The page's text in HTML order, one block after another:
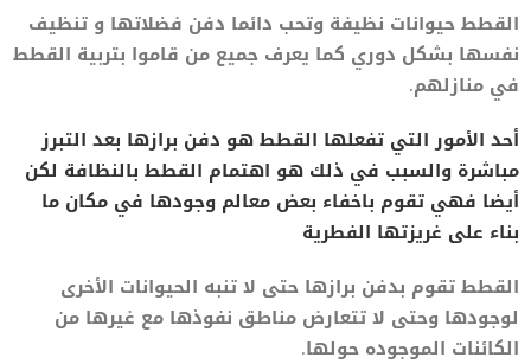
القطط حيوانات نظيفة وتحب دائما دفن فضلاتها و تنظيف
نفسها بشكل دوري كما يعرف جميع من قاموا بتربية القطط
في منازلهم.
أحد الأمور التي تفعلها القطط هو دفن برازها بعد التبرز
مباشرة والسبب في ذلك هو اهتمام القطط بالنظافة لكن
أيضا فهي تقوم باخفاء بعض معالم وجودها في مكان ما
بناء على غريزتها الفطرية
القطط تقوم بدفن برازها حتى لا تنبه الحيوانات الأخرى
لوجودها وحتى لا تتعارض مناطق نفوذها مع غيرها من
الكائنات الموجوده حولها.